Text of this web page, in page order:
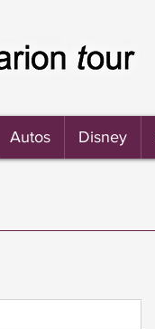
Autos Disney